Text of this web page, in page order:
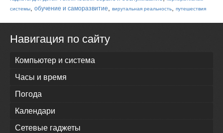
системы
обучение и саморазвитие вирутальная реальность путешествия
Навигация по сайту
Компьютер и система
Часы и время
Погода
Календари
Сетевые гаджеты